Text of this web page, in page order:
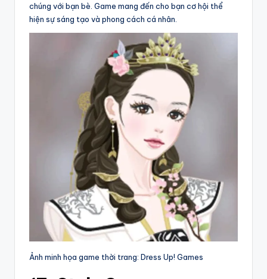
chúng với bạn bè. Game mang đến cho bạn cơ hội thể
hiện sự sáng tạo và phong cách cá nhân.
Ảnh minh họa game thời trang: Dress Up! Games